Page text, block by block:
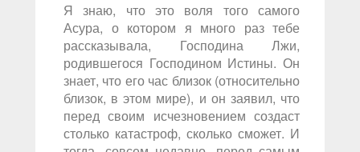
Я знаю, что это воля того самого
Асура, о котором я много раз тебе
рассказывала, Господина Лжи,
родившегося Господином Истины. Он
знает, что его час близок (относительно
близок, в этом мире), и он заявил, что
перед своим исчезновением создаст
столько катастроф, сколько сможет. И